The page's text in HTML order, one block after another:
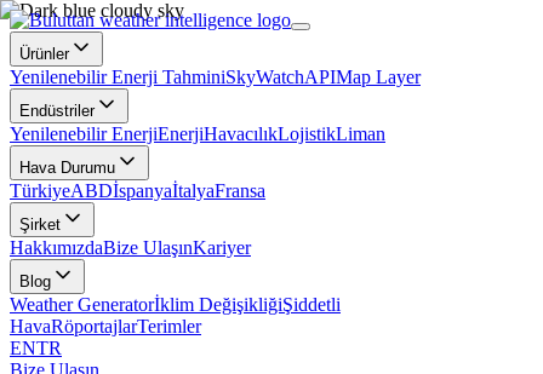
Ürünler
Yenilenebilir Enerji TahminiSkyWatchAPIMap Layer
Endüstriler
Yenilenebilir EnerjiEnerjiHavacılıkLojistikLiman
Hava Durumu
TürkiyeABDİspanyaİtalyaFransa
Şirket
HakkımızdaBize UlaşınKariyer
Blog
Weather Generatorİklim DeğişikliğiŞiddetli
HavaRöportajlarTerimler
ENTR
Bize Ulaşın